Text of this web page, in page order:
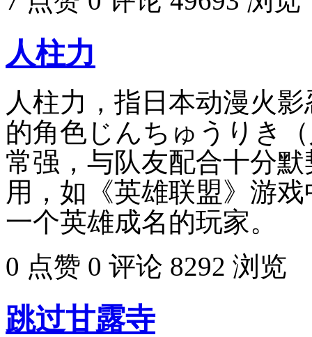
人柱力
人柱力，指日本动漫火
的角色じんちゅうりき
常强，与队友配合十分
用，如《英雄联盟》游
一个英雄成名的玩家。
0 点赞 0 评论 8292 浏览
跳过甘露寺